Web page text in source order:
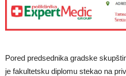
Pored predsednika gradske
je fakultetsku diplomu stekao na